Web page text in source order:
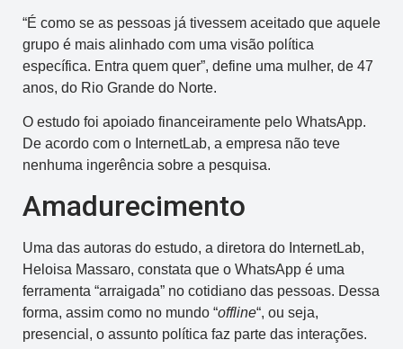
“É como se as pessoas já tivessem aceitado que aquele
grupo é mais alinhado com uma visão política
específica. Entra quem quer”, define uma mulher, de 47
anos, do Rio Grande do Norte.
O estudo foi apoiado financeiramente pelo WhatsApp.
De acordo com o InternetLab, a empresa não teve
nenhuma ingerência sobre a pesquisa.
Amadurecimento
Uma das autoras do estudo, a diretora do InternetLab,
Heloisa Massaro, constata que o WhatsApp é uma
ferramenta “arraigada” no cotidiano das pessoas. Dessa
forma, assim como no mundo “offline“, ou seja,
presencial, o assunto política faz parte das interações.